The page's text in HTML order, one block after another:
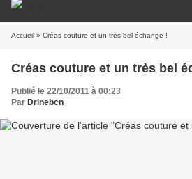
Accueil » Créas couture et un très bel échange !
Créas couture et un très bel
Publié le 22/10/2011 à 00:23
Par Drinebcn